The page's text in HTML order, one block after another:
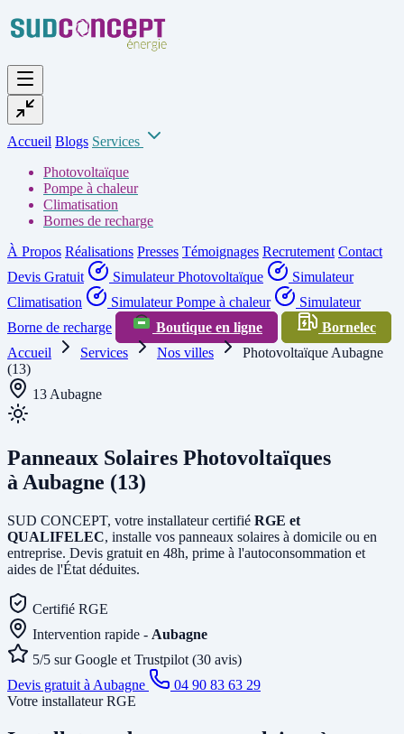
Accueil Blogs Services
Photovoltaïque
Pompe à chaleur
Climatisation
Bornes de recharge
À Propos Réalisations Presses Témoignages Recrutement Contact
Devis Gratuit
Simulateur Photovoltaïque
Simulateur
Climatisation
Simulateur Pompe à chaleur
Simulateur
Borne de recharge
Boutique en ligne
Bornelec
Accueil
Services Nos villes
Photovoltaïque Aubagne
(13)
13 Aubagne
Panneaux Solaires Photovoltaïques
à Aubagne (13)
SUD CONCEPT, votre installateur certifié RGE et
QUALIFELEC, installe vos panneaux solaires à domicile ou en
entreprise. Devis gratuit en 48h, prime à l'autoconsommation et
aides de l'État déduites.
Certifié RGE
Intervention rapide - Aubagne
5/5 sur Google et Trustpilot (30 avis)
Devis gratuit à Aubagne
04 90 83 63 29
Votre installateur RGE